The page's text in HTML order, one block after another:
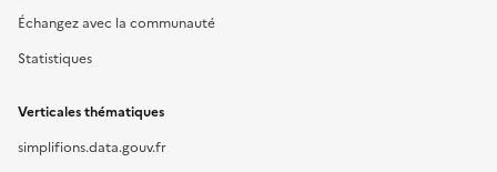
Échangez avec la communauté
Statistiques
Verticales thématiques
simplifions.data.gouv.fr